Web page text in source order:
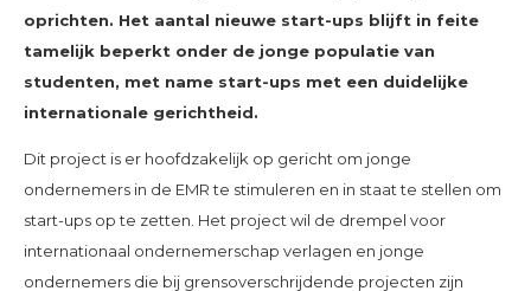
oprichten. Het aantal nieuwe start-ups blijft in feite
tamelijk beperkt onder de jonge populatie van
studenten, met name start-ups met een duidelijke
internationale gerichtheid.
Dit project is er hoofdzakelijk op gericht om jonge
ondernemers in de EMR te stimuleren en in staat te stellen om
start-ups op te zetten. Het project wil de drempel voor
internationaal ondernemerschap verlagen en jonge
ondernemers die bij grensoverschrijdende projecten zijn